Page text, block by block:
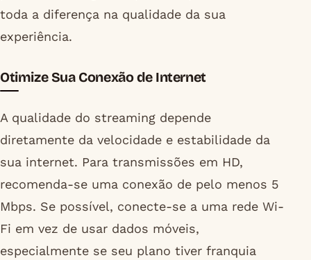
toda a diferença na qualidade da sua
experiência.
Otimize Sua Conexão de Internet
A qualidade do streaming depende
diretamente da velocidade e estabilidade da
sua internet. Para transmissões em HD,
recomenda-se uma conexão de pelo menos 5
Mbps. Se possível, conecte-se a uma rede Wi-
Fi em vez de usar dados móveis,
especialmente se seu plano tiver franquia